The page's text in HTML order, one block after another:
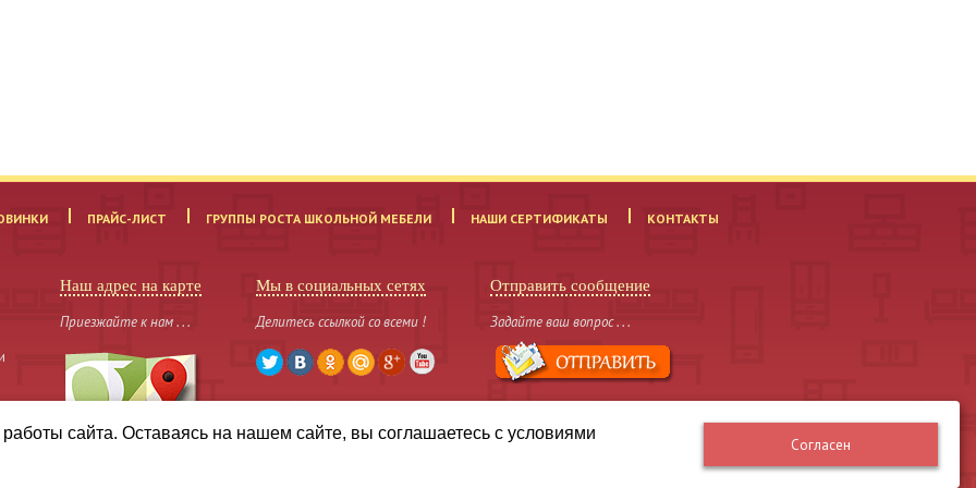
ПРАЙС-ЛИСТ ГРУППЫ РОСТА ШКОЛЬНОЙ МЕБЕЛИ НАШИ СЕРТИФИКАТЫ КОНТАКТЫ
Наш адрес на карте
Приезжайте к нам . . .
Мы в социальных сетях
Делитесь ссылкой со всеми !
Отправить сообщение
Задайте ваш вопрос . . .
сайта. Оставаясь на нашем сайте, вы соглашаетесь с условиями
Согласен